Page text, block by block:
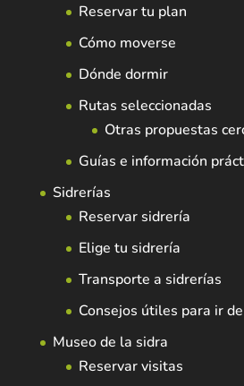
Reservar tu plan
Cómo moverse
Dónde dormir
Rutas seleccionadas
Otras propuestas
Guías e información
Sidrerías
Reservar sidrería
Elige tu sidrería
Transporte a sidrerías
Consejos útiles para ir
Museo de la sidra
Reservar visitas